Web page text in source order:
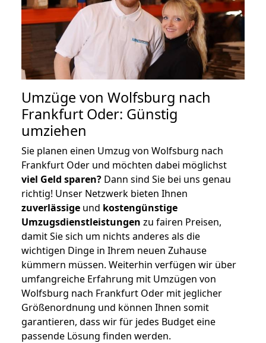
Umzüge von Wolfsburg nach
Frankfurt Oder: Günstig
umziehen
Sie planen einen Umzug von Wolfsburg nach
Frankfurt Oder und möchten dabei möglichst
viel Geld sparen? Dann sind Sie bei uns genau
richtig! Unser Netzwerk bieten Ihnen
zuverlässige und kostengünstige
Umzugsdienstleistungen zu fairen Preisen,
damit Sie sich um nichts anderes als die
wichtigen Dinge in Ihrem neuen Zuhause
kümmern müssen. Weiterhin verfügen wir über
umfangreiche Erfahrung mit Umzügen von
Wolfsburg nach Frankfurt Oder mit jeglicher
Größenordnung und können Ihnen somit
garantieren, dass wir für jedes Budget eine
passende Lösung finden werden.